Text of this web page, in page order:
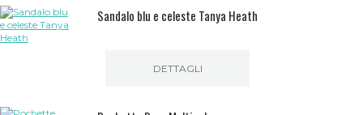
Sandalo blu e celeste Tanya Heath
DETTAGLI